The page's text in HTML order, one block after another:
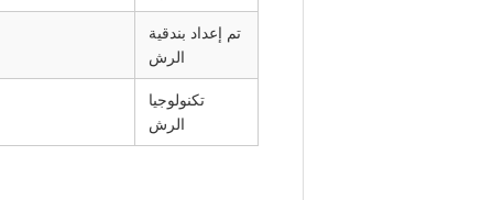
تم إعداد بندقية
الرش
تكنولوجيا
الرش